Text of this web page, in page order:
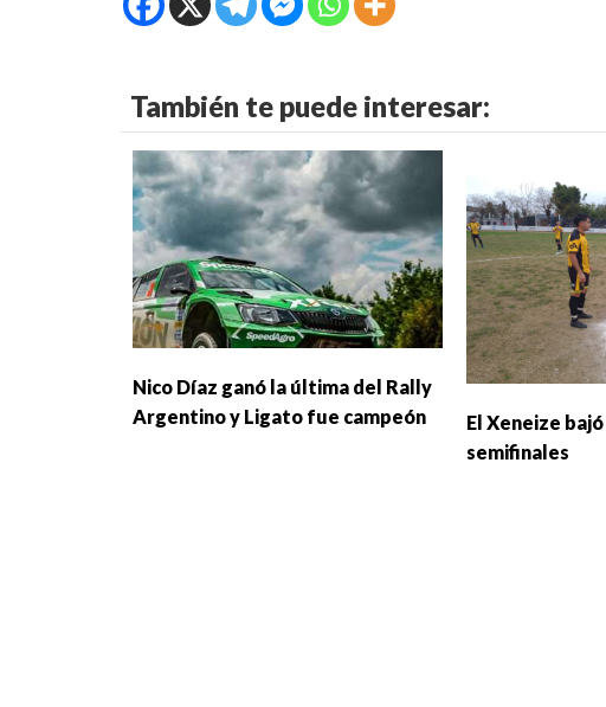
También te puede interesar:
Nico Díaz ganó la última del Rally
Argentino y Ligato fue campeón
El Xeneize
semifinales